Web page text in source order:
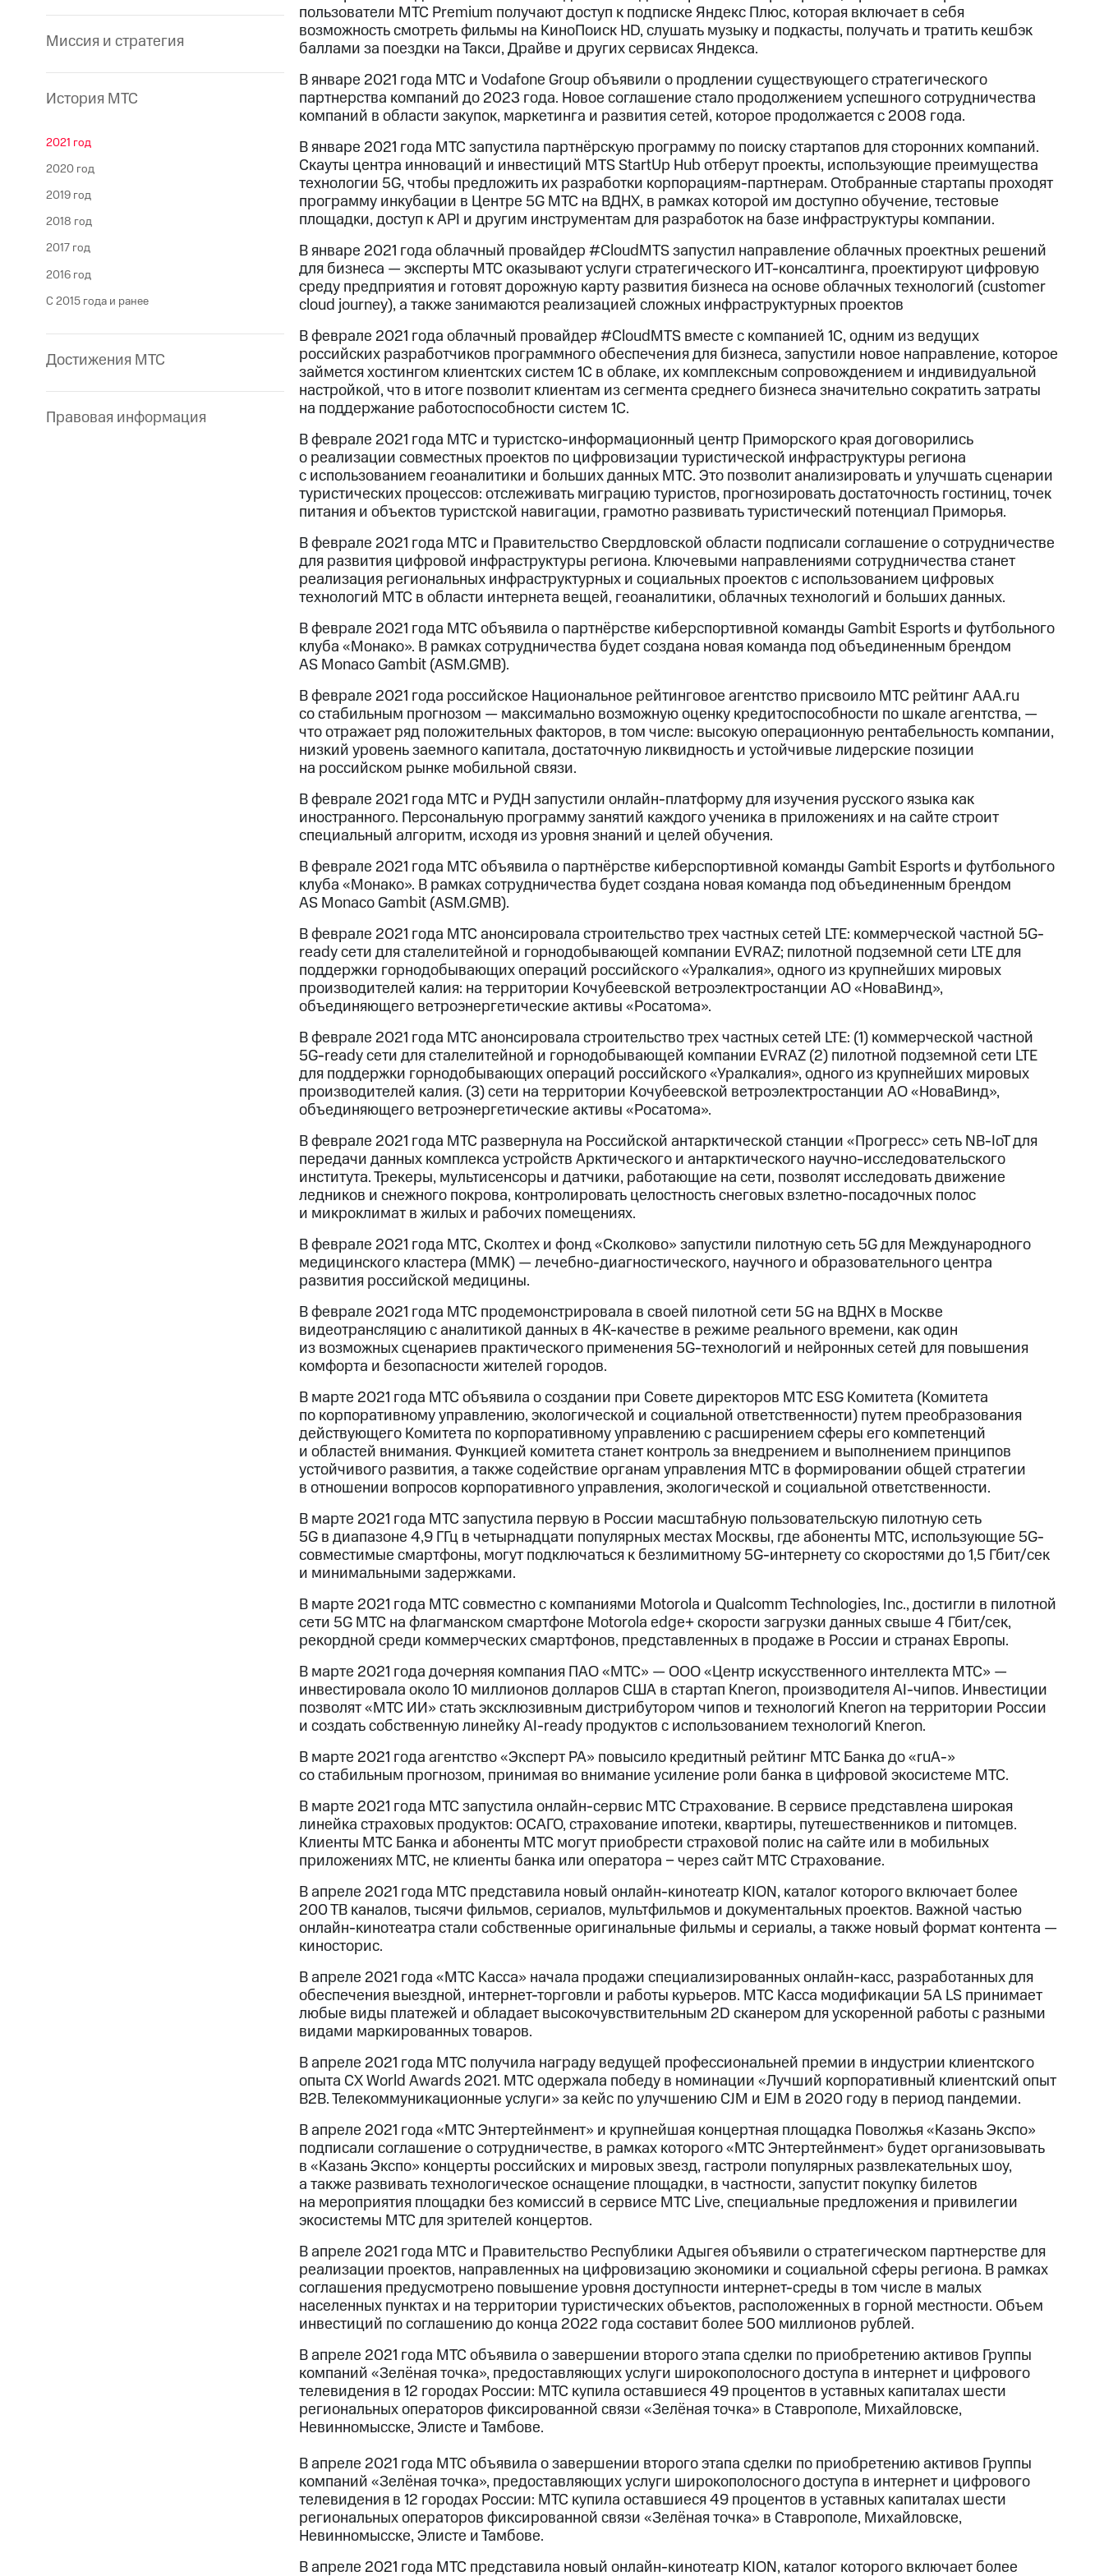
Миссия и стратегия
История МТС
2021 год
2020 год
2019 год
2018 год
2017 год
2016 год
С 2015 года и ранее
Достижения МТС
Правовая информация
пользователи МТС Premium получают доступ к подписке Яндекс Плюс, которая включает в себя
возможность смотреть фильмы на КиноПоиск HD, слушать музыку и подкасты, получать и тратить кешбэк
баллами за поездки на Такси, Драйве и других сервисах Яндекса.
В январе 2021 года МТС и Vodafone Group объявили о продлении существующего стратегического
партнерства компаний до 2023 года. Новое соглашение стало продолжением успешного сотрудничества
компаний в области закупок, маркетинга и развития сетей, которое продолжается с 2008 года.
В январе 2021 года МТС запустила партнёрскую программу по поиску стартапов для сторонних компаний.
Скауты центра инноваций и инвестиций MTS StartUp Hub отберут проекты, использующие преимущества
технологии 5G, чтобы предложить их разработки корпорациям-партнерам. Отобранные стартапы проходят
программу инкубации в Центре 5G МТС на ВДНХ, в рамках которой им доступно обучение, тестовые
площадки, доступ к API и другим инструментам для разработок на базе инфраструктуры компании.
В январе 2021 года облачный провайдер #CloudMTS запустил направление облачных проектных решений
для бизнеса — эксперты МТС оказывают услуги стратегического ИТ-консалтинга, проектируют цифровую
среду предприятия и готовят дорожную карту развития бизнеса на основе облачных технологий (customer
cloud journey), а также занимаются реализацией сложных инфраструктурных проектов
В феврале 2021 года облачный провайдер #CloudMTS вместе с компанией 1С, одним из ведущих
российских разработчиков программного обеспечения для бизнеса, запустили новое направление, которое
займется хостингом клиентских систем 1С в облаке, их комплексным сопровождением и индивидуальной
настройкой, что в итоге позволит клиентам из сегмента среднего бизнеса значительно сократить затраты
на поддержание работоспособности систем 1С.
В феврале 2021 года МТС и туристско-информационный центр Приморского края договорились
о реализации совместных проектов по цифровизации туристической инфраструктуры региона
с использованием геоаналитики и больших данных МТС. Это позволит анализировать и улучшать сценарии
туристических процессов: отслеживать миграцию туристов, прогнозировать достаточность гостиниц, точек
питания и объектов туристской навигации, грамотно развивать туристический потенциал Приморья.
В феврале 2021 года МТС и Правительство Свердловской области подписали соглашение о сотрудничестве
для развития цифровой инфраструктуры региона. Ключевыми направлениями сотрудничества станет
реализация региональных инфраструктурных и социальных проектов с использованием цифровых
технологий МТС в области интернета вещей, геоаналитики, облачных технологий и больших данных.
В феврале 2021 года МТС объявила о партнёрстве киберспортивной команды Gambit Esports и футбольного
клуба «Монако». В рамках сотрудничества будет создана новая команда под объединенным брендом
AS Monaco Gambit (ASM.GMB).
В феврале 2021 года российское Национальное рейтинговое агентство присвоило МТС рейтинг AAA.ru
со стабильным прогнозом — максимально возможную оценку кредитоспособности по шкале агентства, —
что отражает ряд положительных факторов, в том числе: высокую операционную рентабельность компании,
низкий уровень заемного капитала, достаточную ликвидность и устойчивые лидерские позиции
на российском рынке мобильной связи.
В феврале 2021 года МТС и РУДН запустили онлайн-платформу для изучения русского языка как
иностранного. Персональную программу занятий каждого ученика в приложениях и на сайте строит
специальный алгоритм, исходя из уровня знаний и целей обучения.
В феврале 2021 года МТС объявила о партнёрстве киберспортивной команды Gambit Esports и футбольного
клуба «Монако». В рамках сотрудничества будет создана новая команда под объединенным брендом
AS Monaco Gambit (ASM.GMB).
В феврале 2021 года МТС анонсировала строительство трех частных сетей LTE: коммерческой частной 5G-
ready сети для сталелитейной и горнодобывающей компании EVRAZ; пилотной подземной сети LTE для
поддержки горнодобывающих операций российского «Уралкалия», одного из крупнейших мировых
производителей калия: на территории Кочубеевской ветроэлектростанции АО «НоваВинд»,
объединяющего ветроэнергетические активы «Росатома».
В феврале 2021 года МТС анонсировала строительство трех частных сетей LTE: (1) коммерческой частной
5G-ready сети для сталелитейной и горнодобывающей компании EVRAZ (2) пилотной подземной сети LTE
для поддержки горнодобывающих операций российского «Уралкалия», одного из крупнейших мировых
производителей калия. (3) сети на территории Кочубеевской ветроэлектростанции АО «НоваВинд»,
объединяющего ветроэнергетические активы «Росатома».
В феврале 2021 года МТС развернула на Российской антарктической станции «Прогресс» сеть NB-IoT для
передачи данных комплекса устройств Арктического и антарктического научно-исследовательского
института. Трекеры, мультисенсоры и датчики, работающие на сети, позволят исследовать движение
ледников и снежного покрова, контролировать целостность снеговых взлетно-посадочных полос
и микроклимат в жилых и рабочих помещениях.
В феврале 2021 года МТС, Сколтех и фонд «Сколково» запустили пилотную сеть 5G для Международного
медицинского кластера (ММК) — лечебно-диагностического, научного и образовательного центра
развития российской медицины.
В феврале 2021 года МТС продемонстрировала в своей пилотной сети 5G на ВДНХ в Москве
видеотрансляцию с аналитикой данных в 4K-качестве в режиме реального времени, как один
из возможных сценариев практического применения 5G-технологий и нейронных сетей для повышения
комфорта и безопасности жителей городов.
В марте 2021 года МТС объявила о создании при Совете директоров МТС ESG Комитета (Комитета
по корпоративному управлению, экологической и социальной ответственности) путем преобразования
действующего Комитета по корпоративному управлению с расширением сферы его компетенций
и областей внимания. Функцией комитета станет контроль за внедрением и выполнением принципов
устойчивого развития, а также содействие органам управления МТС в формировании общей стратегии
в отношении вопросов корпоративного управления, экологической и социальной ответственности.
В марте 2021 года МТС запустила первую в России масштабную пользовательскую пилотную сеть
5G в диапазоне 4,9 ГГц в четырнадцати популярных местах Москвы, где абоненты МТС, использующие 5G-
совместимые смартфоны, могут подключаться к безлимитному 5G-интернету со скоростями до 1,5 Гбит/cек
и минимальными задержками.
В марте 2021 года МТС совместно с компаниями Motorola и Qualcomm Technologies, Inc., достигли в пилотной
сети 5G МТС на флагманском смартфоне Motorola edge+ скорости загрузки данных свыше 4 Гбит/сек,
рекордной среди коммерческих смартфонов, представленных в продаже в России и странах Европы.
В марте 2021 года дочерняя компания ПАО «МТС» — ООО «Центр искусственного интеллекта МТС» —
инвестировала около 10 миллионов долларов США в стартап Kneron, производителя AI-чипов. Инвестиции
позволят «МТС ИИ» стать эксклюзивным дистрибутором чипов и технологий Kneron на территории России
и создать собственную линейку AI-ready продуктов с использованием технологий Kneron.
В марте 2021 года агентство «Эксперт РА» повысило кредитный рейтинг МТС Банка до «ruA-»
со стабильным прогнозом, принимая во внимание усиление роли банка в цифровой экосистеме МТС.
В марте 2021 года МТС запустила онлайн-сервис МТС Страхование. В сервисе представлена широкая
линейка страховых продуктов: ОСАГО, страхование ипотеки, квартиры, путешественников и питомцев.
Клиенты МТС Банка и абоненты МТС могут приобрести страховой полис на сайте или в мобильных
приложениях МТС, не клиенты банка или оператора − через сайт МТС Страхование.
В апреле 2021 года МТС представила новый онлайн-кинотеатр KION, каталог которого включает более
200 ТВ каналов, тысячи фильмов, сериалов, мультфильмов и документальных проектов. Важной частью
онлайн-кинотеатра стали собственные оригинальные фильмы и сериалы, а также новый формат контента —
киносторис.
В апреле 2021 года «МТС Касса» начала продажи специализированных онлайн-касс, разработанных для
обеспечения выездной, интернет-торговли и работы курьеров. МТС Касса модификации 5А LS принимает
любые виды платежей и обладает высокочувствительным 2D сканером для ускоренной работы с разными
видами маркированных товаров.
В апреле 2021 года МТС получила награду ведущей профессиональней премии в индустрии клиентского
опыта CX World Awards 2021. МТС одержала победу в номинации «Лучший корпоративный клиентский опыт
В2В. Телекоммуникационные услуги» за кейс по улучшению CJM и EJM в 2020 году в период пандемии.
В апреле 2021 года «МТС Энтертейнмент» и крупнейшая концертная площадка Поволжья «Казань Экспо»
подписали соглашение о сотрудничестве, в рамках которого «МТС Энтертейнмент» будет организовывать
в «Казань Экспо» концерты российских и мировых звезд, гастроли популярных развлекательных шоу,
а также развивать технологическое оснащение площадки, в частности, запустит покупку билетов
на мероприятия площадки без комиссий в сервисе МТС Live, специальные предложения и привилегии
экосистемы МТС для зрителей концертов.
В апреле 2021 года МТС и Правительство Республики Адыгея объявили о стратегическом партнерстве для
реализации проектов, направленных на цифровизацию экономики и социальной сферы региона. В рамках
соглашения предусмотрено повышение уровня доступности интернет-среды в том числе в малых
населенных пунктах и на территории туристических объектов, расположенных в горной местности. Объем
инвестиций по соглашению до конца 2022 года составит более 500 миллионов рублей.
В апреле 2021 года МТС объявила о завершении второго этапа сделки по приобретению активов Группы
компаний «Зелёная точка», предоставляющих услуги широкополосного доступа в интернет и цифрового
телевидения в 12 городах России: МТС купила оставшиеся 49 процентов в уставных капиталах шести
региональных операторов фиксированной связи «Зелёная точка» в Ставрополе, Михайловске,
Невинномысске, Элисте и Тамбове.
В апреле 2021 года МТС объявила о завершении второго этапа сделки по приобретению активов Группы
компаний «Зелёная точка», предоставляющих услуги широкополосного доступа в интернет и цифрового
телевидения в 12 городах России: МТС купила оставшиеся 49 процентов в уставных капиталах шести
региональных операторов фиксированной связи «Зелёная точка» в Ставрополе, Михайловске,
Невинномысске, Элисте и Тамбове.
В апреле 2021 года МТС представила новый онлайн-кинотеатр KION, каталог которого включает более